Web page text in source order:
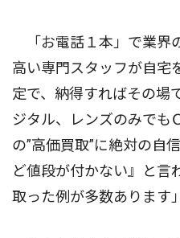
「お電話１本」で業界
高い専門スタッフが自宅
定で、納得すればその場
ジタル、レンズのみでも
の”高価買取”に絶対の自
ど値段が付かない』と言
取った例が多数あります